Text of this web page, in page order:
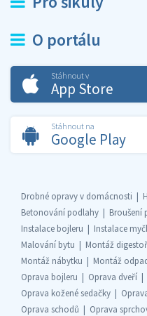
O portálu
Stáhnout v
App Store
Stáhnout na
Google Play
Drobné opravy v domácnosti
Betonování podlahy
Broušení
Instalace bojleru
Instalace
Malování bytu
Montáž
Montáž nábytku
Montáž
Oprava bojleru
Oprava dveří
Oprava kožené sedačky
Oprava schodů
Oprava